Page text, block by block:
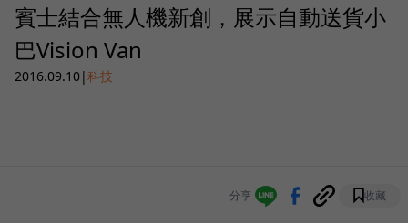
賓士結合無人機新創，展示自動送貨小
巴Vision Van
2016.09.10|科技
分享 收藏